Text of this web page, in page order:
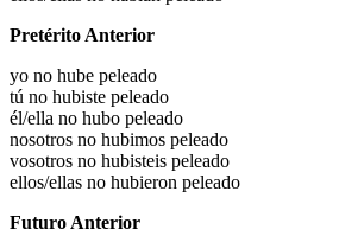
Pretérito Anterior
yo no hube peleado
tú no hubiste peleado
él/ella no hubo peleado
nosotros no hubimos peleado
vosotros no hubisteis peleado
ellos/ellas no hubieron peleado
Futuro Anterior